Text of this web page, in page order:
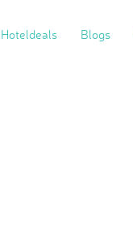
Hoteldeals Blogs